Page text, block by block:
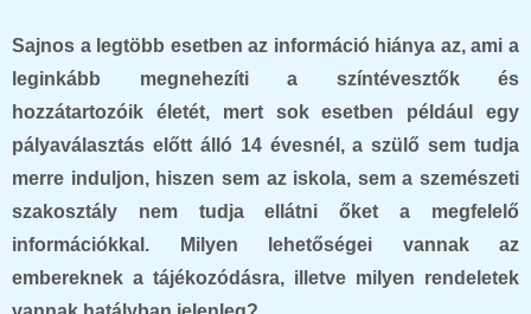
Sajnos a legtöbb esetben az információ hiánya az, ami a
leginkább megnehezíti a színtévesztők és
hozzátartozóik életét, mert sok esetben például egy
pályaválasztás előtt álló 14 évesnél, a szülő sem tudja
merre induljon, hiszen sem az iskola, sem a szemészeti
szakosztály nem tudja ellátni őket a megfelelő
információkkal. Milyen lehetőségei vannak az
embereknek a tájékozódásra, illetve milyen rendeletek